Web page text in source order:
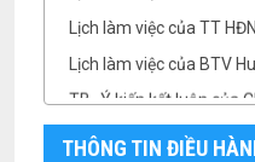
TB- Ý kiến kết luận của
TB- Ý kiến kết luận của
THÔNG TIN ĐIỀU